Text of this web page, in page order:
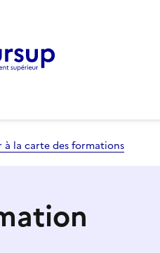
la carte des formations